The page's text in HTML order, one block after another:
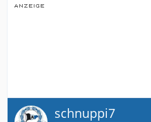
schnuppi7